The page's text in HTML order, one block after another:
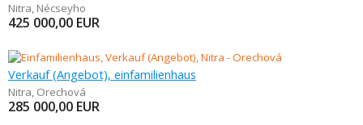
Nitra, Nécseyho
425 000,00 EUR
Verkauf (Angebot), einfamilienhaus
Nitra, Orechová
285 000,00 EUR